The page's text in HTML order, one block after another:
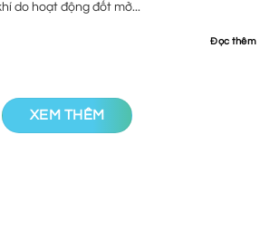
do hoạt động đốt mở...
Đọc thêm
XEM THÊM